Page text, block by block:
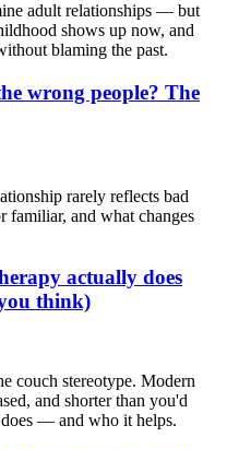
adult relationships — but
shows up now, and
blaming the past.
wrong people? The
rarely reflects bad
familiar, and what changes
actually does
think)
couch stereotype. Modern
and shorter than you'd
— and who it helps.